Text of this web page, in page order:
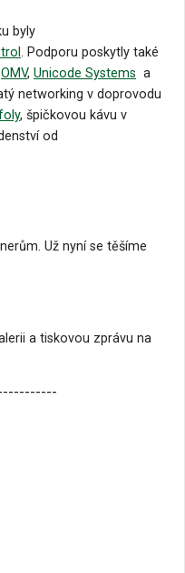
byly
. Podporu poskytly také
OMV, Unicode Systems a
networking v doprovodu
, špičkovou kávu v
od
Už nyní se těšíme
a tiskovou zprávu na